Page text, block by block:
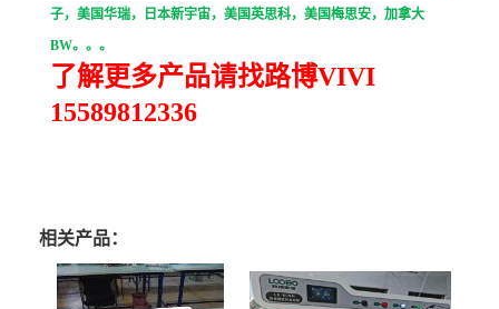
子，美国华瑞，日本新宇宙，美国英思科，美国梅思安，加拿大
BW。。。
了解更多产品请找路博VIVI
15589812336
相关产品：